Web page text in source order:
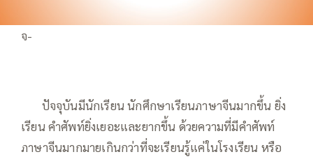
จ-
ปัจจุบันมีนักเรียน นักศึกษาเรียนภาษาจีนมากขึ้น ยิ่ง
เรียน คำศัพท์ยิ่งเยอะและยากขึ้น ด้วยความที่มีคำศัพท์
ภาษาจีนมากมายเกินกว่าที่จะเรียนรู้แค่ในโรงเรียน หรือ